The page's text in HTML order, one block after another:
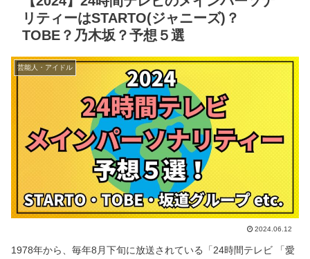
リティーはSTARTO(ジャニーズ)？
TOBE？乃木坂？予想５選
芸能人・アイドル
2024.06.12
1978年から、毎年8月下旬に放送されている「24時間テレビ 「愛